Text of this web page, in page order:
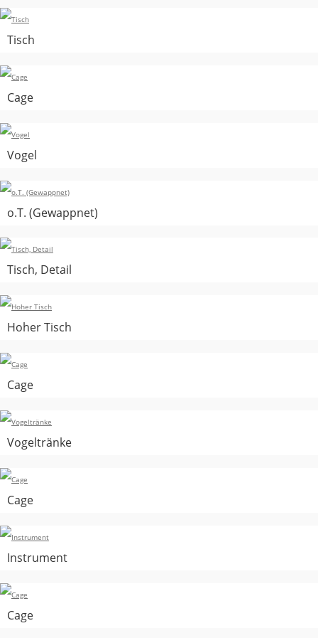
Tisch
Cage
Vogel
o.T. (Gewappnet)
Tisch, Detail
Hoher Tisch
Cage
Vogeltränke
Cage
Instrument
Cage